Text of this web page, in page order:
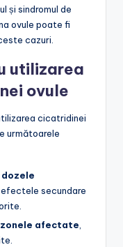
și sindromul de
ovule poate fi
cazuri.
utilizarea
ovule
cicatridinei
următoarele
secundare
afectate,